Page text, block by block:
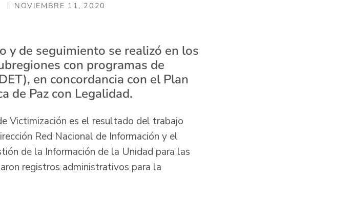
NOVIEMBRE 11, 2020
y de seguimiento se realizó en los
con programas de
en concordancia con el Plan
de Paz con Legalidad.
Victimización es el resultado del trabajo
Red Nacional de Información y el
de la Información de la Unidad para las
registros administrativos para la